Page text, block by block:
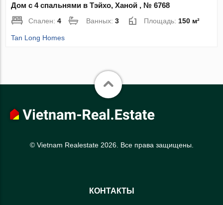
Дом с 4 спальнями в Тэйхо, Ханой , № 6768
Спален:4 Ванных:3 Площадь: 150 м²
Tan Long Homes
© Vietnam Realestate 2026. Все права защищены.
КОНТАКТЫ